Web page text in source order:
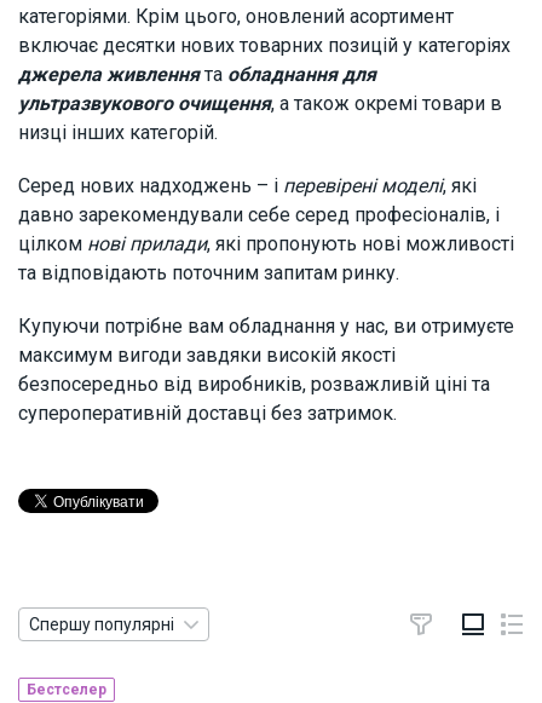
категоріями. Крім цього, оновлений асортимент
включає десятки нових товарних позицій у категоріях
джерела живленнята обладнання для
ультразвукового очищення, а також окремі товари в
низці інших категорій.
Серед нових надходжень – і перевірені моделі, які
давно зарекомендували себе серед професіоналів, і
цілком нові прилади, які пропонують нові можливості
та відповідають поточним запитам ринку.
Купуючи потрібне вам обладнання у нас, ви отримуєте
максимум вигоди завдяки високій якості
безпосередньо від виробників, розважливій ціні та
супероперативній доставці без затримок.
Спершу популярні
Бестселер